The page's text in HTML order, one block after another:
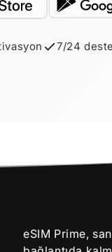
7/24
eSIM Prime,